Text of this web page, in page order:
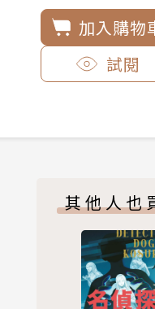
加入購物
試閱
其他人也